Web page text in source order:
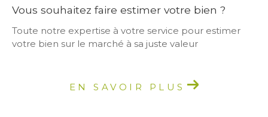
Vous souhaitez faire estimer votre bien ?
Toute notre expertise à votre service pour estimer
votre bien sur le marché à sa juste valeur
EN SAVOIR PLUS